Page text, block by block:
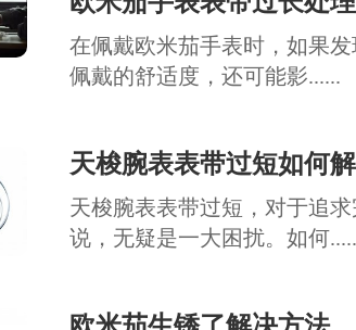
在佩戴欧米茄手表时，如果
佩戴的舒适度，还可能影......
天梭腕表表带过短如何解
天梭腕表表带过短，对于追
说，无疑是一大困扰。如何